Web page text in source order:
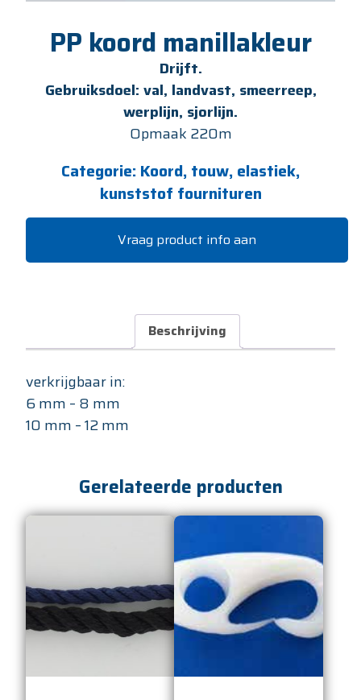
PP koord manillakleur
Drijft.
Gebruiksdoel: val, landvast, smeerreep,
werplijn, sjorlijn.
Opmaak 220m
Categorie: Koord, touw, elastiek,
kunststof fournituren
Vraag product info aan
Beschrijving
verkrijgbaar in:
6 mm – 8 mm
10 mm – 12 mm
Gerelateerde producten